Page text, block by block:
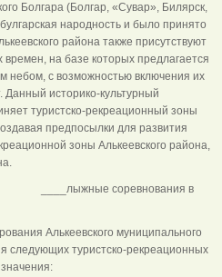
Болгара (Болгар, «Сувар», Билярск,
народность и было принято
района также присутствуют
времен, на базе которых предлагается
небом, с возможностью включения их
историко-культурный
туристско-рекреационный зоны
предпосылки для развития
зоны Алькеевского района,
в
Алькеевского муниципального
следующих туристско-рекреационных